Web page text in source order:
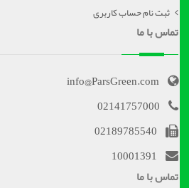
ثبت نام حساب کاربری
تماس با ما
info@ParsGreen.com
02141757000
02189785540
10001391
تماس با ما